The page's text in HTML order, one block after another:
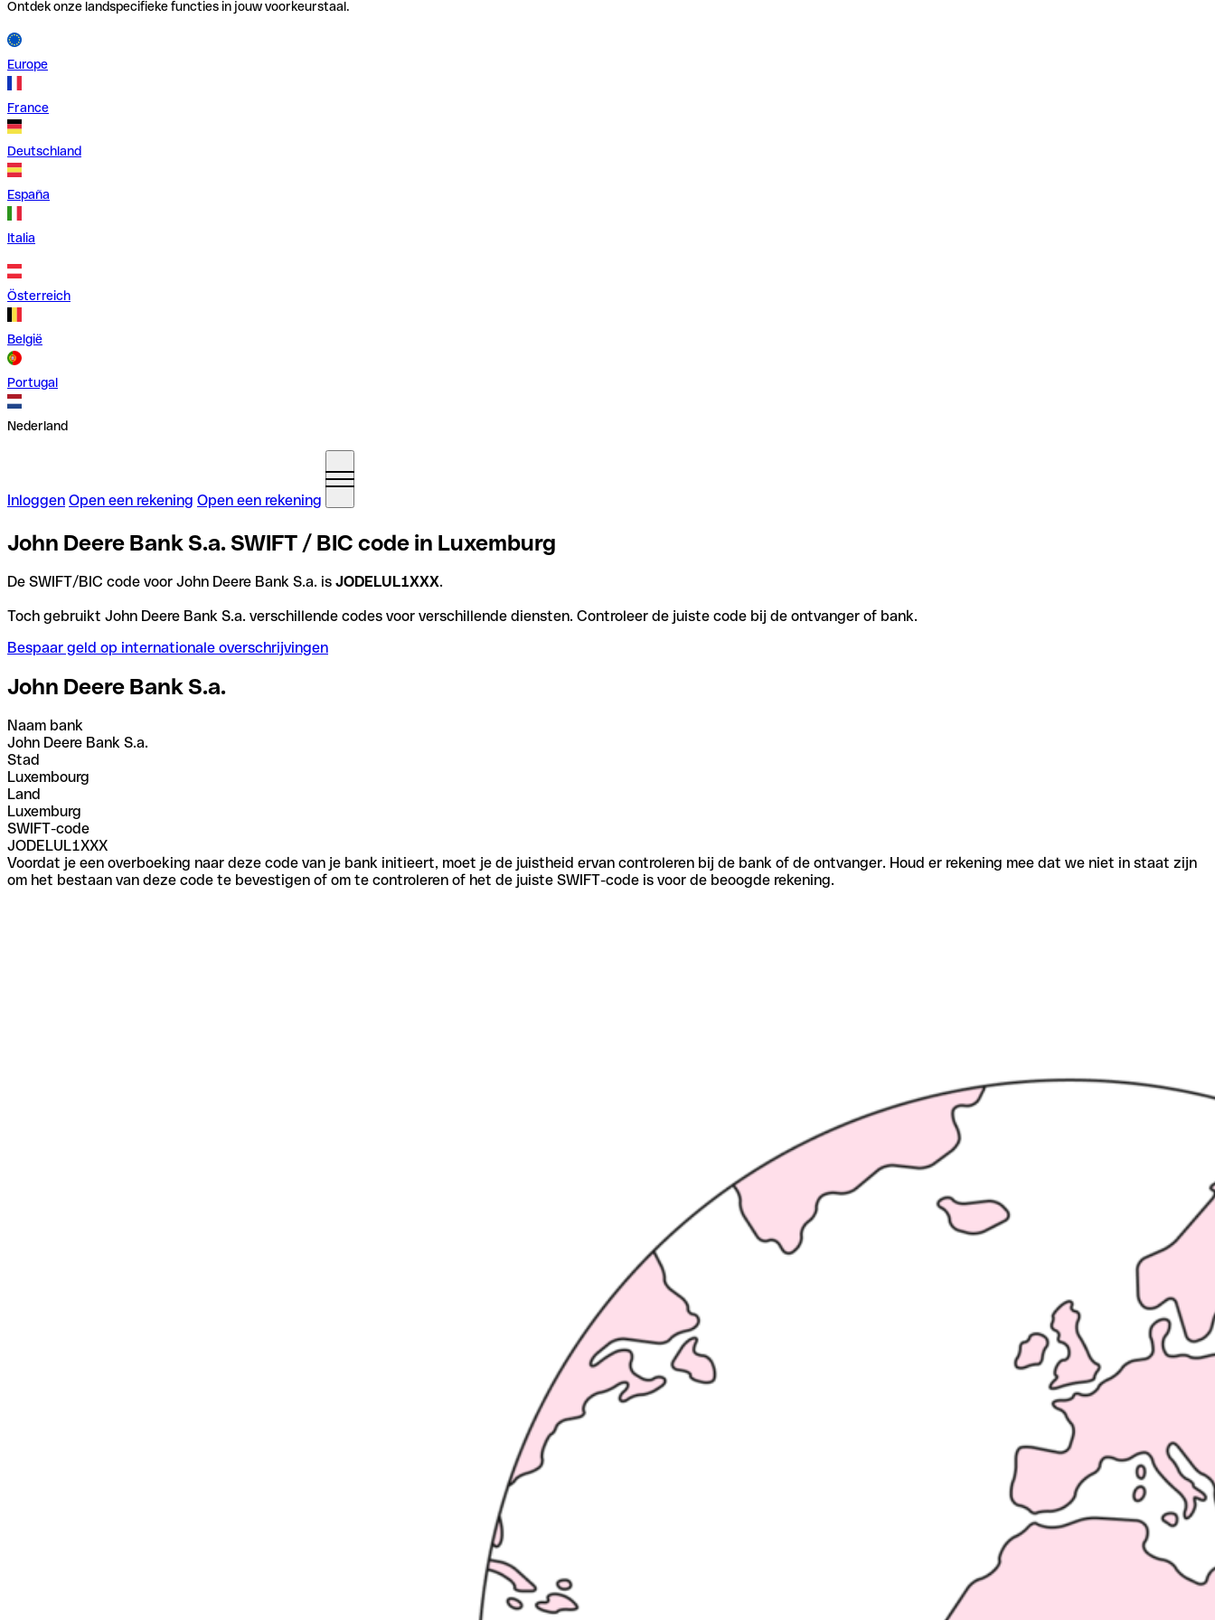
Ontdek onze landspecifieke functies in jouw voorkeurstaal.
Europe
France
Deutschland
España
Italia
Österreich
België
Portugal
Nederland
Inloggen Open een rekening Open een rekening
John Deere Bank S.a. SWIFT / BIC code in Luxemburg
De SWIFT/BIC code voor John Deere Bank S.a. is JODELUL1XXX.
Toch gebruikt John Deere Bank S.a. verschillende codes voor verschillende diensten. Controleer de juiste code bij de ontvanger of bank.
Bespaar geld op internationale overschrijvingen
John Deere Bank S.a.
Naam bank
John Deere Bank S.a.
Stad
Luxembourg
Land
Luxemburg
SWIFT-code
JODELUL1XXX
Voordat je een overboeking naar deze code van je bank initieert, moet je de juistheid ervan controleren bij de bank of de ontvanger. Houd er rekening mee dat we niet in staat zijn
om het bestaan van deze code te bevestigen of om te controleren of het de juiste SWIFT-code is voor de beoogde rekening.